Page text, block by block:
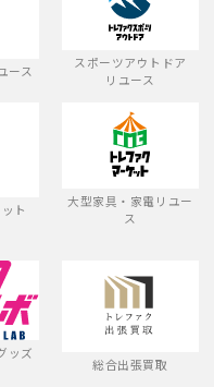
ース
スポーツアウトドア
リユース
ト
大型家具・家電リユー
ス
ッズ
総合出張買取